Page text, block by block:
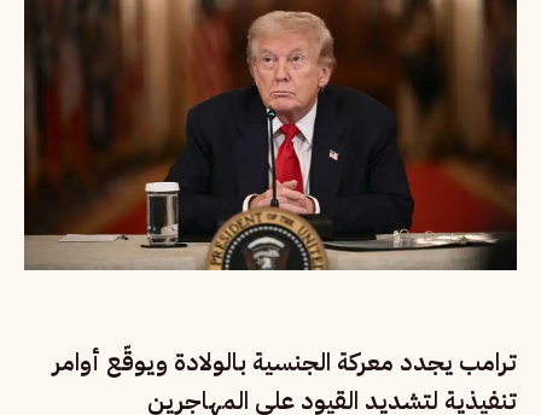
ترامب يجدد معركة الجنسية بالولادة ويوقّع أوامر
تنفيذية لتشديد القيود على المهاجرين